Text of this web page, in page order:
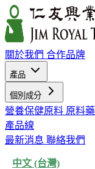
關於我們 合作品牌
產品
個別成分
營養保健原料 原料藥
產品線
最新消息 聯絡我們
中文 (台灣)